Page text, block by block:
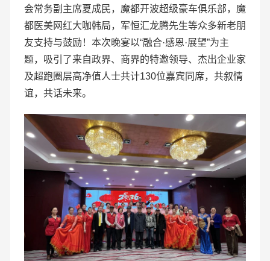
会常务副主席夏成民，魔都开波超级豪车俱乐部，魔
都医美网红大咖韩局，军恒汇龙腾先生等众多新老朋
友支持与鼓励！本次晚宴以“融合·感恩·展望”为主
题，吸引了来自政界、商界的特邀领导、杰出企业家
及超跑圈层高净值人士共计130位嘉宾同席，共叙情
谊，共话未来。